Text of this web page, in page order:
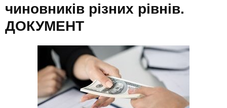
чиновників різних рівнів.
ДОКУМЕНТ